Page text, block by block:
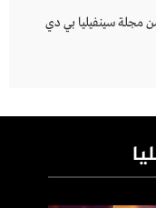
العدد 27 من مجلة سينفيليا بي دي